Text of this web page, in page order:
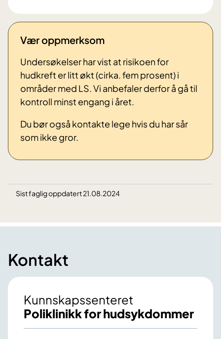
Vær oppmerksom
Undersøkelser har vist at risikoen for
hudkreft er litt økt (cirka. fem prosent) i
områder med LS. Vi anbefaler derfor å gå til
kontroll minst engang i året.
Du bør også kontakte lege hvis du har sår
som ikke gror.
Sist faglig oppdatert 21.08.2024
Kontakt
Kunnskapssenteret
Poliklinikk for hudsykdommer